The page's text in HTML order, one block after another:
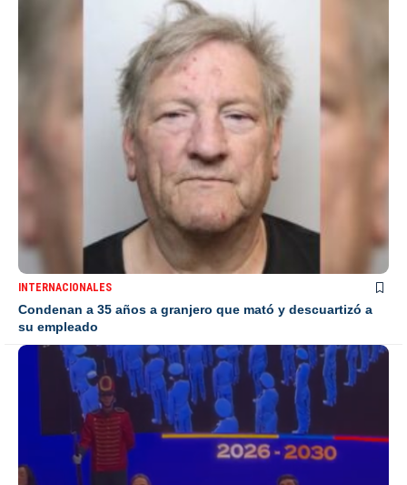
INTERNACIONALES
Condenan a 35 años a granjero que mató y descuartizó a
su empleado